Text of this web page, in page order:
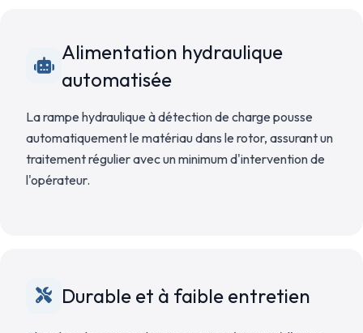
Alimentation hydraulique
automatisée
La rampe hydraulique à détection de charge pousse
automatiquement le matériau dans le rotor, assurant un
traitement régulier avec un minimum d'intervention de
l'opérateur.
Durable et à faible entretien